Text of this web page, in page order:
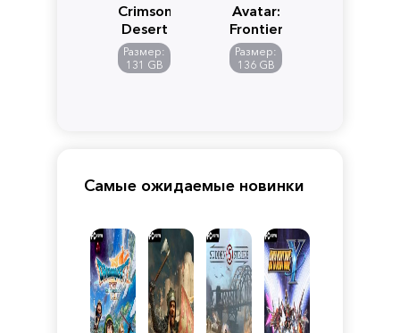
Crimson
Desert
Размер:
131 GB
Avatar:
Frontiers
of
Pandora
Размер:
136 GB
Самые ожидаемые новинки